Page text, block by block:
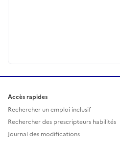
Accès rapides
Rechercher un emploi inclusif
Rechercher des prescripteurs habilités
Journal des modifications